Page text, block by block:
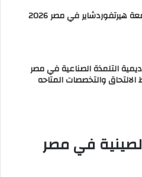
هيرتفوردشاير في مصر 2026
التلمذة الصناعية في مصر
في مصر